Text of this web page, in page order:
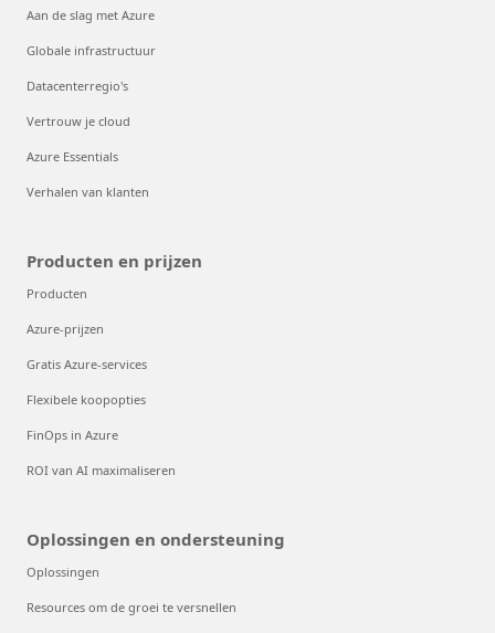
Aan de slag met Azure
Globale infrastructuur
Datacenterregio's
Vertrouw je cloud
Azure Essentials
Verhalen van klanten
Producten en prijzen
Producten
Azure-prijzen
Gratis Azure-services
Flexibele koopopties
FinOps in Azure
ROI van AI maximaliseren
Oplossingen en ondersteuning
Oplossingen
Resources om de groei te versnellen